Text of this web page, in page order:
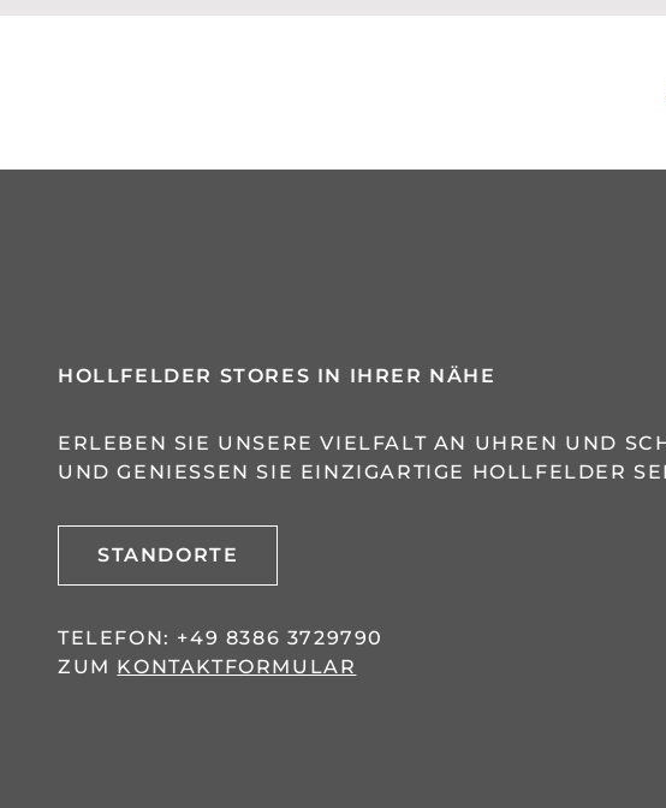
HOLLFELDER STORES IN IHRER NÄHE
ERLEBEN SIE UNSERE VIELFALT AN UHREN UND
UND GENIESSEN SIE EINZIGARTIGE HOLLFELDER
STANDORTE
TELEFON: +49 8386 3729790
ZUM KONTAKTFORMULAR